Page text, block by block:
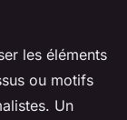
les éléments
ou motifs
Un